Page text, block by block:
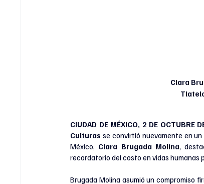
Clara
CIUDAD DE MÉXICO, 2 DE OCTUBRE
Culturas se convirtió nuevamente en
México, Clara Brugada Molina,
recordatorio del costo en vidas humanas
Brugada Molina asumió un compromiso